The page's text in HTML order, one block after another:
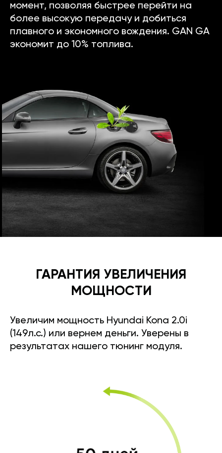
момент, позволяя быстрее перейти на
более высокую передачу и добиться
плавного и экономного вождения. GAN GA
экономит до 10% топлива.
ГАРАНТИЯ УВЕЛИЧЕНИЯ
МОЩНОСТИ
Увеличим мощность Hyundai Kona 2.0i
(149л.с.) или вернем деньги. Уверены в
результатах нашего тюнинг модуля.